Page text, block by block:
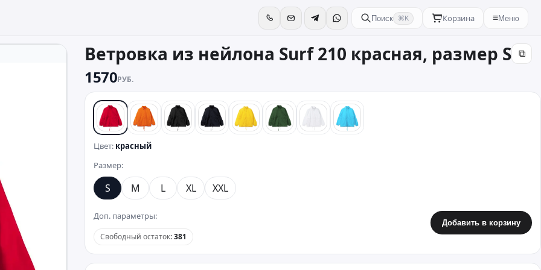
Поиск ⌘K Корзина ≡Меню
Ветровка из нейлона Surf 210 красная, размер S ⧉
1570РУБ.
красныйоранжевый
черныйсиний желтыйзеленыйбелый бирюзовый
Цвет: красный
Размер:
S M L XL XXL
Доп. параметры:
Свободный остаток:381
Добавить в корзину